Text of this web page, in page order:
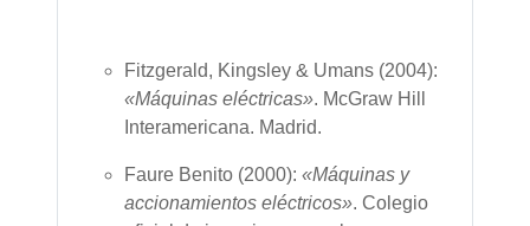
Fitzgerald, Kingsley & Umans (2004):
«Máquinas eléctricas». McGraw Hill
Interamericana. Madrid.
Faure Benito (2000): «Máquinas y
accionamientos eléctricos». Colegio